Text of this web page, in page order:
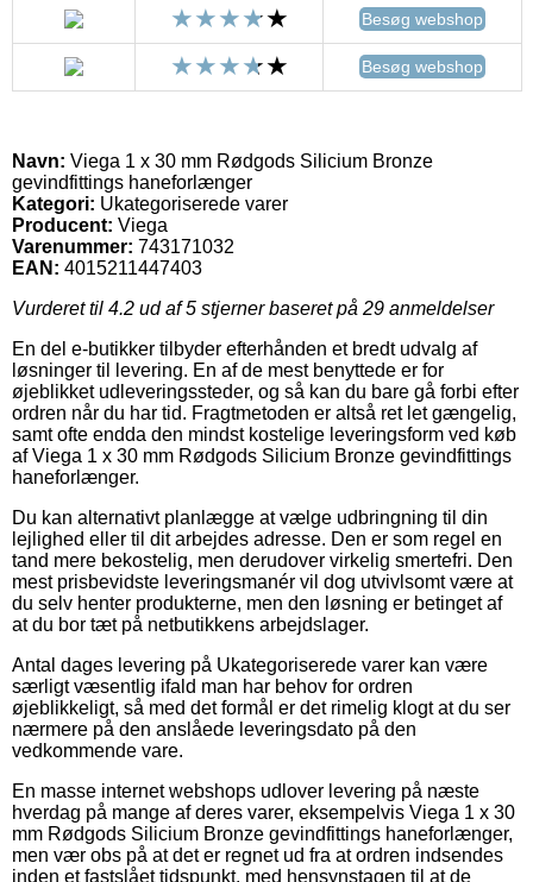
Besøg webshop
Besøg webshop
Navn: Viega 1 x 30 mm Rødgods Silicium Bronze
gevindfittings haneforlænger
Kategori: Ukategoriserede varer
Producent: Viega
Varenummer: 743171032
EAN: 4015211447403
Vurderet til 4.2 ud af 5 stjerner baseret på 29 anmeldelser
En del e-butikker tilbyder efterhånden et bredt udvalg af
løsninger til levering. En af de mest benyttede er for
øjeblikket udleveringssteder, og så kan du bare gå forbi efter
ordren når du har tid. Fragtmetoden er altså ret let gængelig,
samt ofte endda den mindst kostelige leveringsform ved køb
af Viega 1 x 30 mm Rødgods Silicium Bronze gevindfittings
haneforlænger.
Du kan alternativt planlægge at vælge udbringning til din
lejlighed eller til dit arbejdes adresse. Den er som regel en
tand mere bekostelig, men derudover virkelig smertefri. Den
mest prisbevidste leveringsmanér vil dog utvivlsomt være at
du selv henter produkterne, men den løsning er betinget af
at du bor tæt på netbutikkens arbejdslager.
Antal dages levering på Ukategoriserede varer kan være
særligt væsentlig ifald man har behov for ordren
øjeblikkeligt, så med det formål er det rimelig klogt at du ser
nærmere på den anslåede leveringsdato på den
vedkommende vare.
En masse internet webshops udlover levering på næste
hverdag på mange af deres varer, eksempelvis Viega 1 x 30
mm Rødgods Silicium Bronze gevindfittings haneforlænger,
men vær obs på at det er regnet ud fra at ordren indsendes
inden et fastslået tidspunkt, med hensynstagen til at de